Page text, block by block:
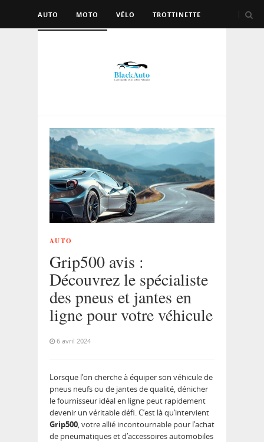
AUTO MOTO VÉLO TROTTINETTE
AUTO
Grip500 avis :
Découvrez le spécialiste
des pneus et jantes en
ligne pour votre véhicule
6 avril 2024
Lorsque l’on cherche à équiper son véhicule de
pneus neufs ou de jantes de qualité, dénicher
le fournisseur idéal en ligne peut rapidement
devenir un véritable défi. C’est là qu’intervient
Grip500, votre allié incontournable pour l’achat
de pneumatiques et d’accessoires automobiles